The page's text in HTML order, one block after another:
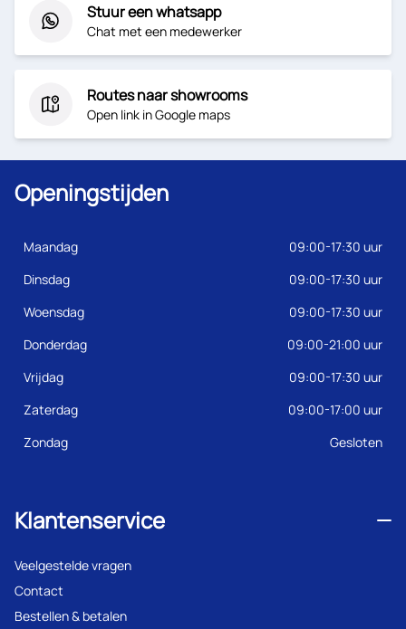
Stuur een whatsapp
Chat met een medewerker
Routes naar showrooms
Open link in Google maps
Klantenservice
Veelgestelde vragen
Contact
Bestellen & betalen
Openingstijden
Maandag
09:00-17:30 uur
Dinsdag
09:00-17:30 uur
Woensdag
09:00-17:30 uur
Donderdag
09:00-21:00 uur
Vrijdag
09:00-17:30 uur
Zaterdag
09:00-17:00 uur
Zondag
Gesloten